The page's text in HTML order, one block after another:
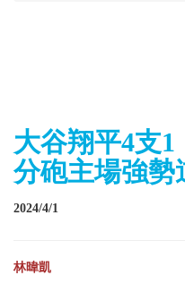
大谷翔平4支
分砲主場強勢
2024/4/1
林暐凱